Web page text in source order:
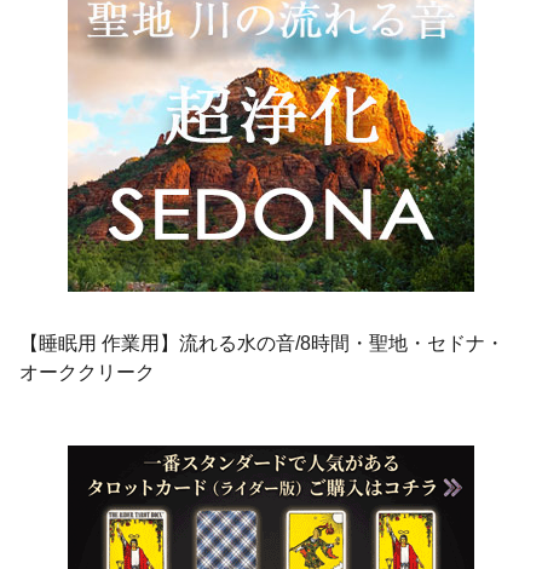
【睡眠用 作業用】流れる水の音/8時間・聖地・セドナ・
オーククリーク